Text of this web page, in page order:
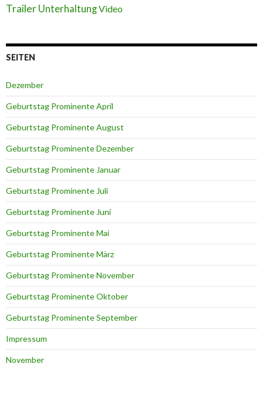
Trailer UnterhaltungVideo
SEITEN
Dezember
Geburtstag Prominente April
Geburtstag Prominente August
Geburtstag Prominente Dezember
Geburtstag Prominente Januar
Geburtstag Prominente Juli
Geburtstag Prominente Juni
Geburtstag Prominente Mai
Geburtstag Prominente März
Geburtstag Prominente November
Geburtstag Prominente Oktober
Geburtstag Prominente September
Impressum
November